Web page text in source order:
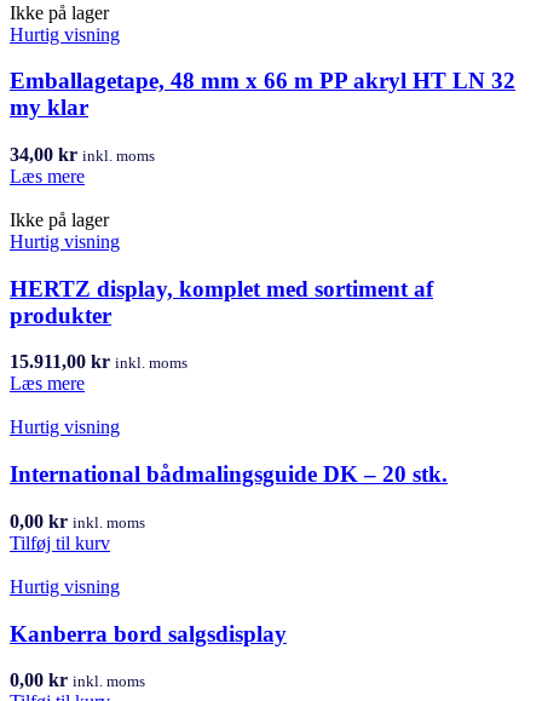
Ikke på lager
Hurtig visning
Emballagetape, 48 mm x 66 m PP akryl HT LN 32
my klar
34,00 kr inkl. moms
Læs mere
Ikke på lager
Hurtig visning
HERTZ display, komplet med sortiment af
produkter
15.911,00 kr inkl. moms
Læs mere
Hurtig visning
International bådmalingsguide DK – 20 stk.
0,00 kr inkl. moms
Tilføj til kurv
Hurtig visning
Kanberra bord salgsdisplay
0,00 kr inkl. moms